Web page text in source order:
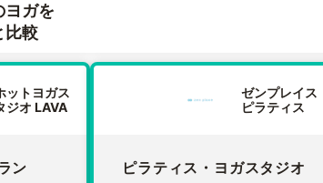
ヨガを
比較
ットヨガス
ジオ LAVA
ン
ゼンプレイス
ピラティス
ピラティス・ヨガスタジオ